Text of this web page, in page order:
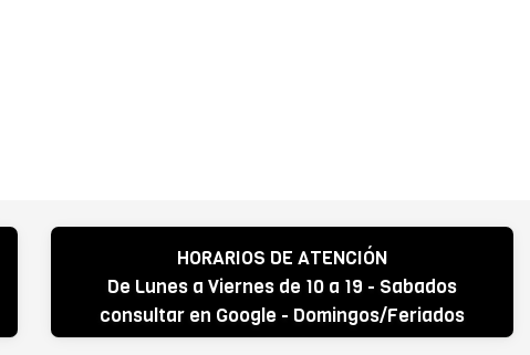
HORARIOS DE ATENCIÓN
De Lunes a Viernes de 10 a 19 - Sabados
consultar en Google - Domingos/Feriados
CERRADO